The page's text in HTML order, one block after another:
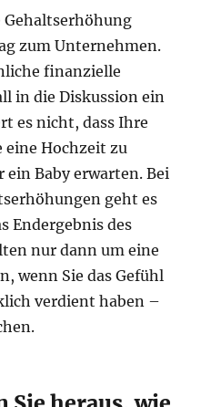
Gehaltserhöhung
zum Unternehmen.
finanzielle
in die Diskussion ein
es nicht, dass Ihre
eine Hochzeit zu
Baby erwarten. Bei
geht es
Endergebnis des
nur dann um eine
wenn Sie das Gefühl
verdient haben –